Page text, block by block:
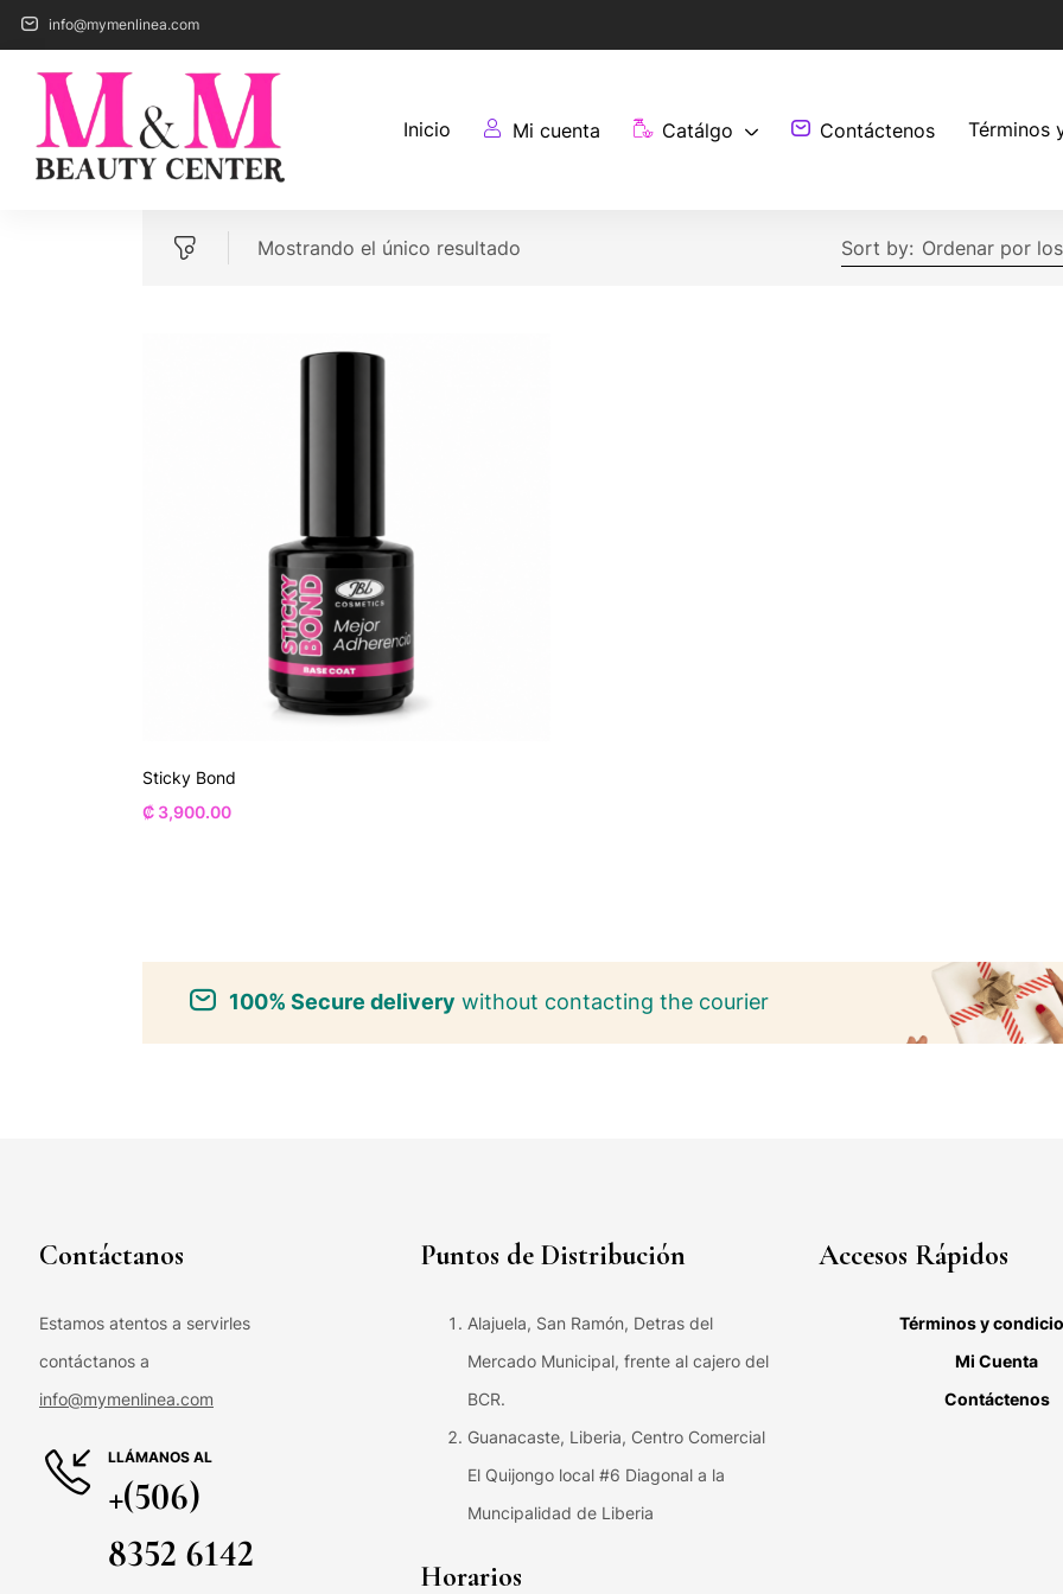
info@mymenlinea.com
Inicio Mi cuenta Catálgo Contáctenos Términos
Mostrando el único resultado Sort by: Ordenar por
Sticky Bond
₡ 3,900.00
100% Secure delivery without contacting the courier
Contáctanos
Estamos atentos a servirles
contáctanos a
info@mymenlinea.com
LLÁMANOS AL
+(506)
8352 6142
Puntos de Distribución
Alajuela, San Ramón, Detras del
Mercado Municipal, frente al cajero del
BCR.
Guanacaste, Liberia, Centro Comercial
El Quijongo local #6 Diagonal a la
Muncipalidad de Liberia
Horarios
Accesos Rápidos
Términos y
Mi Cuenta
Contáctenos